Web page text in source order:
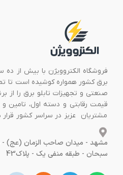
فروشگاه الکتروویژن با بیش از
برق کشور همواره کوشیده است تا
صنعتی و تجهیزات تابلو برق را از
قیمت رقابتی و دسته اول، تامین و
مشتریان عزیز در سراسر کشور قرار
مشهد - میدان صاحب الزمان (عج) -
سبحان - طبقه منفی یک - پلاک43